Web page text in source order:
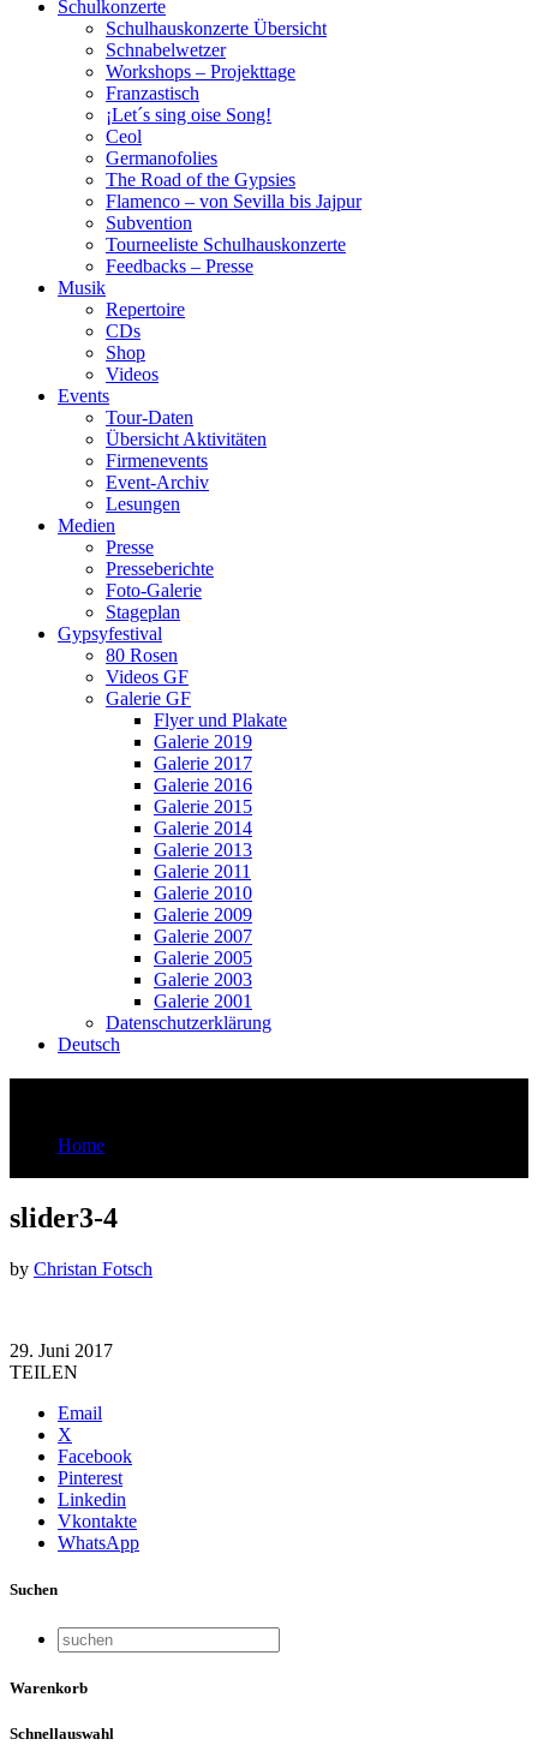
Schulkonzerte
Schulhauskonzerte Übersicht
Schnabelwetzer
Workshops – Projekttage
Franzastisch
¡Let´s sing oise Song!
Ceol
Germanofolies
The Road of the Gypsies
Flamenco – von Sevilla bis Jajpur
Subvention
Tourneeliste Schulhauskonzerte
Feedbacks – Presse
Musik
Repertoire
CDs
Shop
Videos
Events
Tour-Daten
Übersicht Aktivitäten
Firmenevents
Event-Archiv
Lesungen
Medien
Presse
Presseberichte
Foto-Galerie
Stageplan
Gypsyfestival
80 Rosen
Videos GF
Galerie GF
Flyer und Plakate
Galerie 2019
Galerie 2017
Galerie 2016
Galerie 2015
Galerie 2014
Galerie 2013
Galerie 2011
Galerie 2010
Galerie 2009
Galerie 2007
Galerie 2005
Galerie 2003
Galerie 2001
Datenschutzerklärung
Deutsch
Home
slider3-4
by Christan Fotsch
29. Juni 2017
TEILEN
Email
X
Facebook
Pinterest
Linkedin
Vkontakte
WhatsApp
Suchen
Warenkorb
Schnellauswahl